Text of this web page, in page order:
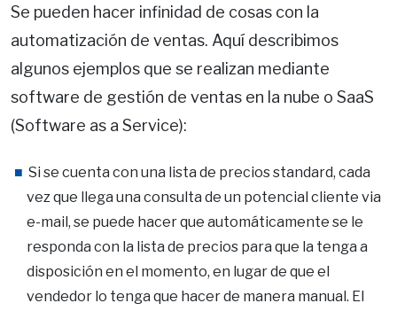
Se pueden hacer infinidad de cosas con la
automatización de ventas. Aquí describimos
algunos ejemplos que se realizan mediante
software de gestión de ventas en la nube o SaaS
(Software as a Service):
Si se cuenta con una lista de precios standard, cada
vez que llega una consulta de un potencial cliente via
e-mail, se puede hacer que automáticamente se le
responda con la lista de precios para que la tenga a
disposición en el momento, en lugar de que el
vendedor lo tenga que hacer de manera manual. El